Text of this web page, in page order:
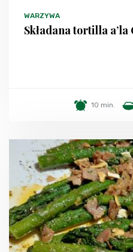
WARZYWA
Składana tortilla a’la
10 min.